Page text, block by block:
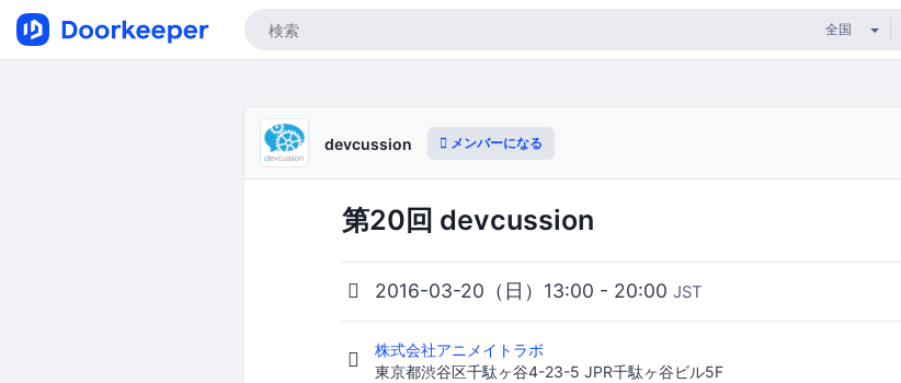
devcussion メンバーになる
第20回 devcussion
2016-03-20（日）13:00 - 20:00 JST
株式会社アニメイトラボ
東京都渋谷区千駄ヶ谷4-23-5 JPR千駄ヶ谷ビル5F